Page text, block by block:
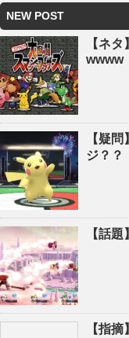
NEW POST
【ネ
wwww
【疑
ジ？？
【話
【指